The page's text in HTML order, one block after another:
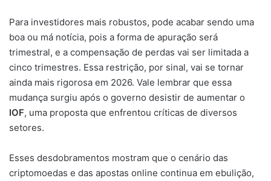
Para investidores mais robustos, pode acabar sendo uma
boa ou má notícia, pois a forma de apuração será
trimestral, e a compensação de perdas vai ser limitada a
cinco trimestres. Essa restrição, por sinal, vai se tornar
ainda mais rigorosa em 2026. Vale lembrar que essa
mudança surgiu após o governo desistir de aumentar o
IOF, uma proposta que enfrentou críticas de diversos
setores.
Esses desdobramentos mostram que o cenário das
criptomoedas e das apostas online continua em ebulição,